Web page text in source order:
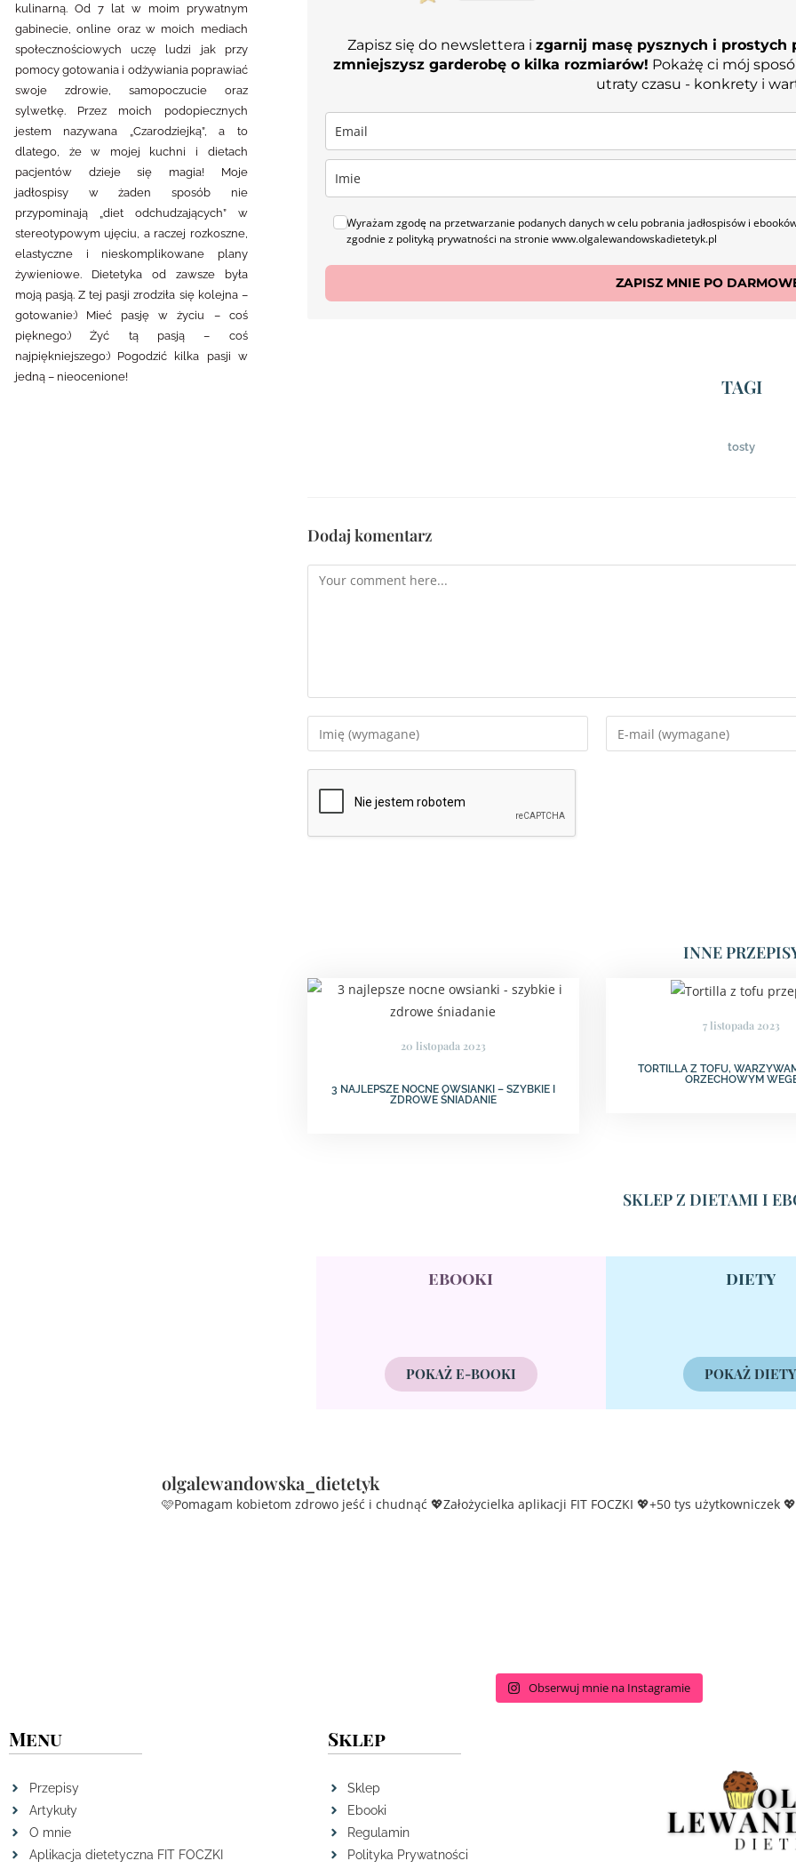
kulinarną. Od 7 lat w moim prywatnym
gabinecie, online oraz w moich mediach
społecznościowych uczę ludzi jak przy
pomocy gotowania i odżywiania poprawiać
swoje zdrowie, samopoczucie oraz
sylwetkę. Przez moich podopiecznych
jestem nazywana „Czarodziejką”, a to
dlatego, że w mojej kuchni i dietach
pacjentów dzieje się magia! Moje
jadłospisy w żaden sposób nie
przypominają „diet odchudzających” w
stereotypowym ujęciu, a raczej rozkoszne,
elastyczne i nieskomplikowane plany
żywieniowe. Dietetyka od zawsze była
moją pasją. Z tej pasji zrodziła się kolejna –
gotowanie:) Mieć pasję w życiu – coś
pięknego:) Żyć tą pasją – coś
najpiękniejszego:) Pogodzić kilka pasji w
jedną – nieocenione!
Zapisz się do newslettera i zgarnij masę pysznych i prostych
zmniejszysz garderobę o kilka rozmiarów! Pokażę ci mój
utraty czasu - konkrety i
Wyrażam zgodę na przetwarzanie podanych danych w celu pobrania jadłospisów i
zgodnie z polityką prywatności na stronie www.olgalewandowskadietetyk.pl
ZAPISZ MNIE PO
TAGI
tosty
Dodaj komentarz
INNE
20 listopada 2023
3 NAJLEPSZE NOCNE OWSIANKI – SZYBKIE I
ZDROWE ŚNIADANIE
7 listopada 2023
TORTILLA Z TOFU,
ORZECHOWYM
SKLEP Z DIETAMI I
ebooki
POKAŻ E-BOOKI
diety
POKAŻ DIETY
olgalewandowska_dietetyk
🩷Pomagam kobietom zdrowo jeść i chudnąć 💖Założycielka aplikacji FIT FOCZKI 💖+50 tys użytkowniczek
Obserwuj mnie na Instagramie
Menu
Przepisy
Artykuły
O mnie
Aplikacja dietetyczna FIT FOCZKI
Sklep
Sklep
Ebooki
Regulamin
Polityka Prywatności